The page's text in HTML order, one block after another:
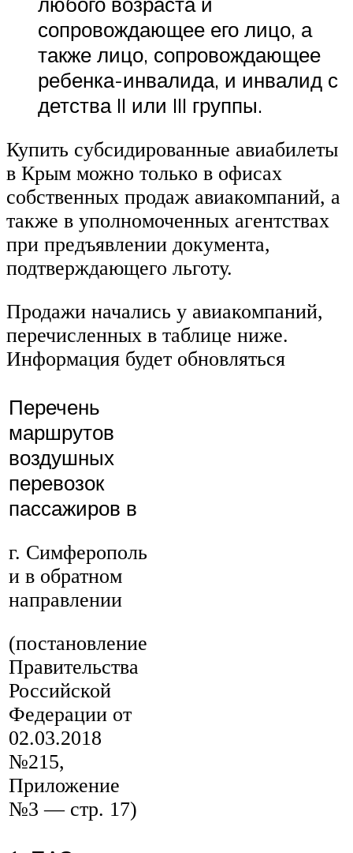
сопровождающее его лицо, а
также лицо, сопровождающее
ребенка-инвалида, и инвалид с
детства II или III группы.
Купить субсидированные авиабилеты
в Крым можно только в офисах
собственных продаж авиакомпаний, а
также в уполномоченных агентствах
при предъявлении документа,
подтверждающего льготу.
Продажи начались у авиакомпаний,
перечисленных в таблице ниже.
Информация будет обновляться
Перечень
маршрутов
воздушных
перевозок
пассажиров в
г. Симферополь
и в обратном
направлении
(постановление
Правительства
Российской
Федерации от
02.03.2018
№215,
Приложение
№3 — стр. 17)